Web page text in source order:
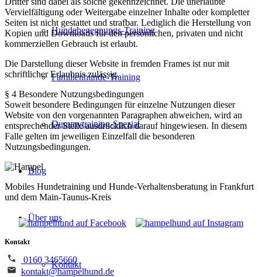
Hundebegegnungs-Training
Familienhunde-Training
Dummytraining-Spezial
Blog
Über uns
Kontakt
Vervielfältigung oder Weitergabe einzelner Inhalte oder kompletter
Seiten ist nicht gestattet und strafbar. Lediglich die Herstellung von
Kopien und Downloads für den persönlichen, privaten und nicht
kommerziellen Gebrauch ist erlaubt.
Die Darstellung dieser Website in fremden Frames ist nur mit
schriftlicher Erlaubnis zulässig.
§ 4 Besondere Nutzungsbedingungen
Soweit besondere Bedingungen für einzelne Nutzungen dieser
Website von den vorgenannten Paragraphen abweichen, wird an
entsprechender Stelle ausdrücklich darauf hingewiesen. In diesem
Falle gelten im jeweiligen Einzelfall die besonderen
Nutzungsbedingungen.
Mobiles Hundetraining und Hunde-Verhaltensberatung in Frankfurt
und dem Main-Taunus-Kreis
Kontakt
0160 3465660
kontakt@hampelhund.de